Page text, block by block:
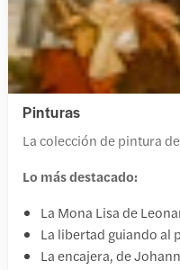
Pinturas
La colección de pintura
Lo más destacado:
La Mona Lisa de
La libertad guiando al
La encajera, de